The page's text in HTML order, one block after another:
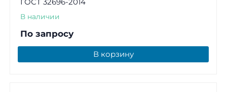
В наличии
По запросу
В корзину